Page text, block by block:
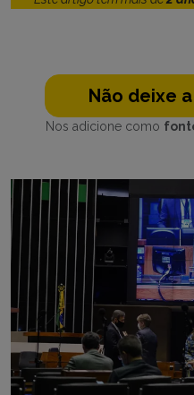
Não deixe
Nos adicione como